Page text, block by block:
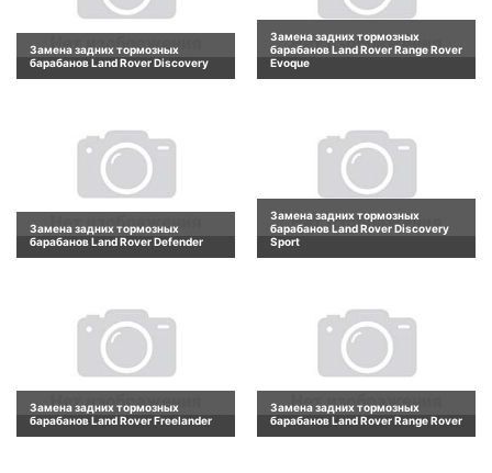
Замена задних тормозных
барабанов Land Rover Discovery
Замена задних тормозных
барабанов Land Rover Range Rover
Evoque
Замена задних тормозных
барабанов Land Rover Defender
Замена задних тормозных
барабанов Land Rover Discovery
Sport
Замена задних тормозных
барабанов Land Rover Freelander
Замена задних тормозных
барабанов Land Rover Range Rover